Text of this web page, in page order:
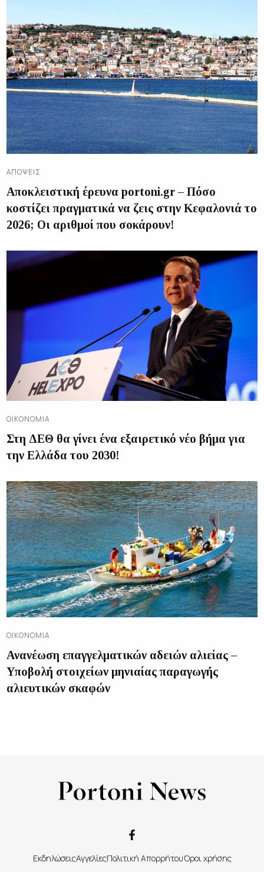
ΑΠΌΨΕΙΣ
Αποκλειστική έρευνα portoni.gr – Πόσο
κοστίζει πραγματικά να ζεις στην Κεφαλονιά το
2026; Οι αριθμοί που σοκάρουν!
ΟΙΚΟΝΟΜΊΑ
Στη ΔΕΘ θα γίνει ένα εξαιρετικό νέο βήμα για
την Ελλάδα του 2030!
ΟΙΚΟΝΟΜΊΑ
Ανανέωση επαγγελματικών αδειών αλιείας –
Υποβολή στοιχείων μηνιαίας παραγωγής
αλιευτικών σκαφών
ΕκδηλώσειςΑγγελίεςΠολιτική ΑπορρήτουΌροι χρήσης